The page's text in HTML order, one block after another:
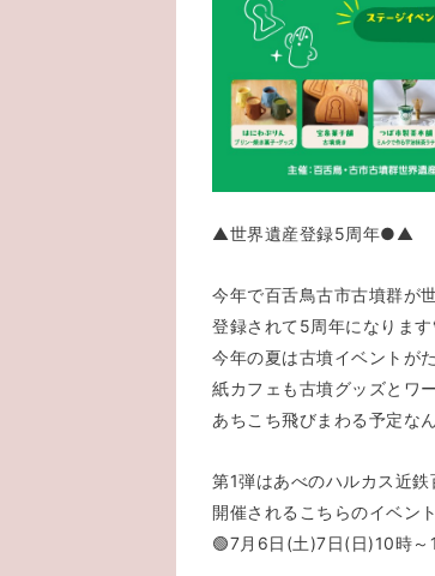
▲世界遺産登録5周年●▲
今年で百舌鳥古市古墳群が
登録されて5周年になります
今年の夏は古墳イベントが
紙カフェも古墳グッズとワ
あちこち飛びまわる予定なん
第1弾はあべのハルカス近
開催されるこちらのイベン
🟢7月6日(土)7日(日)10時～